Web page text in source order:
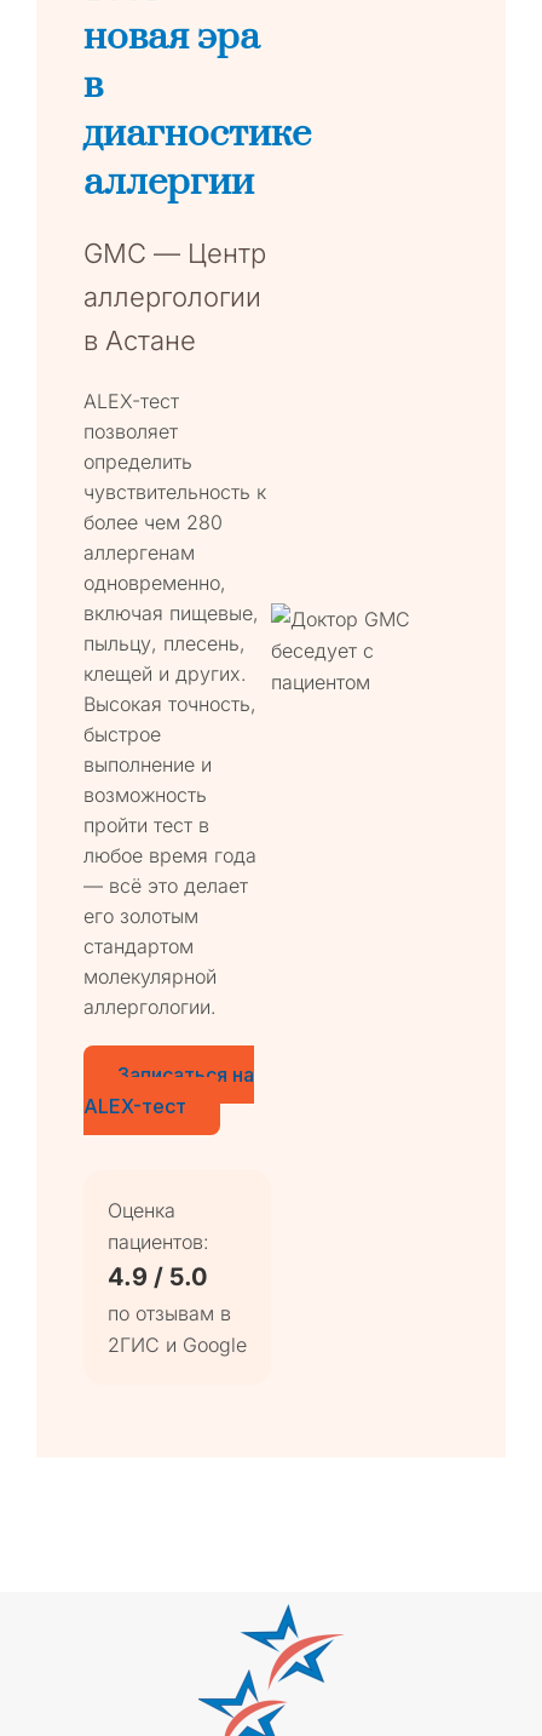
новая эра
в
диагностике
аллергии
GMC — Центр
аллергологии
в Астане
ALEX-тест
позволяет
определить
чувствительность к
более чем 280
аллергенам
одновременно,
включая пищевые,
пыльцу, плесень,
клещей и других.
Высокая точность,
быстрое
выполнение и
возможность
пройти тест в
любое время года
— всё это делает
его золотым
стандартом
молекулярной
аллергологии.
Записаться на
ALEX-тест
Оценка
пациентов:
4.9 / 5.0
по отзывам в
2ГИС и Google